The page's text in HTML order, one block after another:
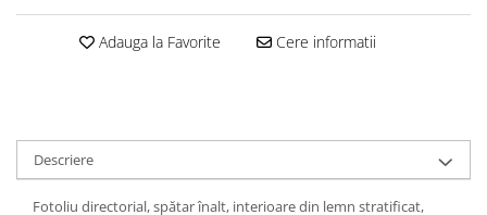
PIXURI CU MECANISM
MARKERE CU VOPSEA
MARKERE PERMANENTE
Adauga la Favorite Cere informatii
Descriere
Fotoliu directorial, spătar înalt, interioare din lemn stratificat,